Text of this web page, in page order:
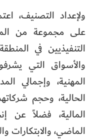
ولإعداد التصنيف،
على مجموعة من
التنفيذيين في
والأسواق التي
المهنية، وإجمالي
الحالية، وحجم
المالية، فضلاً عن
الماضي، والابتكارات